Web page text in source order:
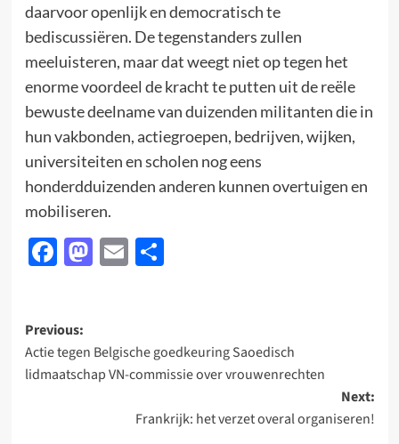
daarvoor openlijk en democratisch te
bediscussiëren. De tegenstanders zullen
meeluisteren, maar dat weegt niet op tegen het
enorme voordeel de kracht te putten uit de reële
bewuste deelname van duizenden militanten die in
hun vakbonden, actiegroepen, bedrijven, wijken,
universiteiten en scholen nog eens
honderdduizenden anderen kunnen overtuigen en
mobiliseren.
Facebook
Mastodon
EmailDelen
Post
navigation
Previous:
Actie tegen Belgische goedkeuring Saoedisch
lidmaatschap VN-commissie over vrouwenrechten
Next:
Frankrijk: het verzet overal organiseren!